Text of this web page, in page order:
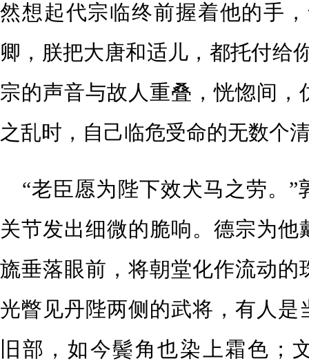
然想起代宗临终前握着他的手
卿，朕把大唐和适儿，都托付
宗的声音与故人重叠，恍惚间，
之乱时，自己临危受命的无数个
“老臣愿为陛下效犬马之劳。”
关节发出细微的脆响。德宗为他
旒垂落眼前，将朝堂化作流动的
光瞥见丹陛两侧的武将，有人是
旧部，如今鬓角也染上霜色；